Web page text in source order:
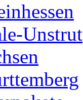
Unstrut